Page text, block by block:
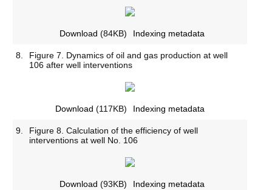
Download (84KB) Indexing metadata
8.
Figure 7. Dynamics of oil and gas production at well
106 after well interventions
Download (117KB) Indexing metadata
9.
Figure 8. Calculation of the efficiency of well
interventions at well No. 106
Download (93KB) Indexing metadata